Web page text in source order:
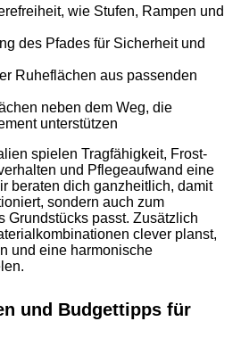
wie Stufen, Rampen und
des Pfades für Sicherheit und
Ruheflächen aus passenden
neben dem Weg, die
unterstützen
spielen Tragfähigkeit, Frost-
und Pflegeaufwand eine
beraten dich ganzheitlich, damit
sondern auch zum
Grundstücks passt. Zusätzlich
clever planst,
und eine harmonische
und Budgettipps für